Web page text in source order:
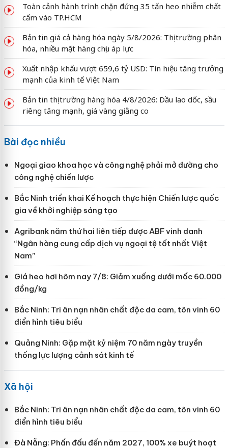
Toàn cảnh hành trình chặn đứng 35 tấn heo nhiễm chất
cấm vào TP.HCM
Bản tin giá cả hàng hóa ngày 5/8/2026: Thị trường phân
hóa, nhiều mặt hàng chịu áp lực
Xuất nhập khẩu vượt 659,6 tỷ USD: Tín hiệu tăng trưởng
mạnh của kinh tế Việt Nam
Bản tin thị trường hàng hóa 4/8/2026: Dầu lao dốc, sầu
riêng tăng mạnh, giá vàng giằng co
Bài đọc nhiều
Ngoại giao khoa học và công nghệ phải mở đường cho
công nghệ chiến lược
Bắc Ninh triển khai Kế hoạch thực hiện Chiến lược quốc
gia về khởi nghiệp sáng tạo
Agribank năm thứ hai liên tiếp được ABF vinh danh
“Ngân hàng cung cấp dịch vụ ngoại tệ tốt nhất Việt
Nam”
Giá heo hơi hôm nay 7/8: Giảm xuống dưới mốc 60.000
đồng/kg
Bắc Ninh: Tri ân nạn nhân chất độc da cam, tôn vinh 60
điển hình tiêu biểu
Quảng Ninh: Gặp mặt kỷ niệm 70 năm ngày truyền
thống lực lượng cảnh sát kinh tế
Xã hội
Bắc Ninh: Tri ân nạn nhân chất độc da cam, tôn vinh 60
điển hình tiêu biểu
Đà Nẵng: Phấn đấu đến năm 2027, 100% xe buýt hoạt